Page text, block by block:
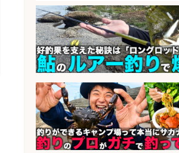
上げ、食とエンタメで地域を
店長候補募集
会社名
魚と肴 いとおかし 魚と
かし
sponsored by 求
魚の「バイヤー」貴方の目利
ットを生む、裁量バイヤー募
会社名 株式会社コムライン